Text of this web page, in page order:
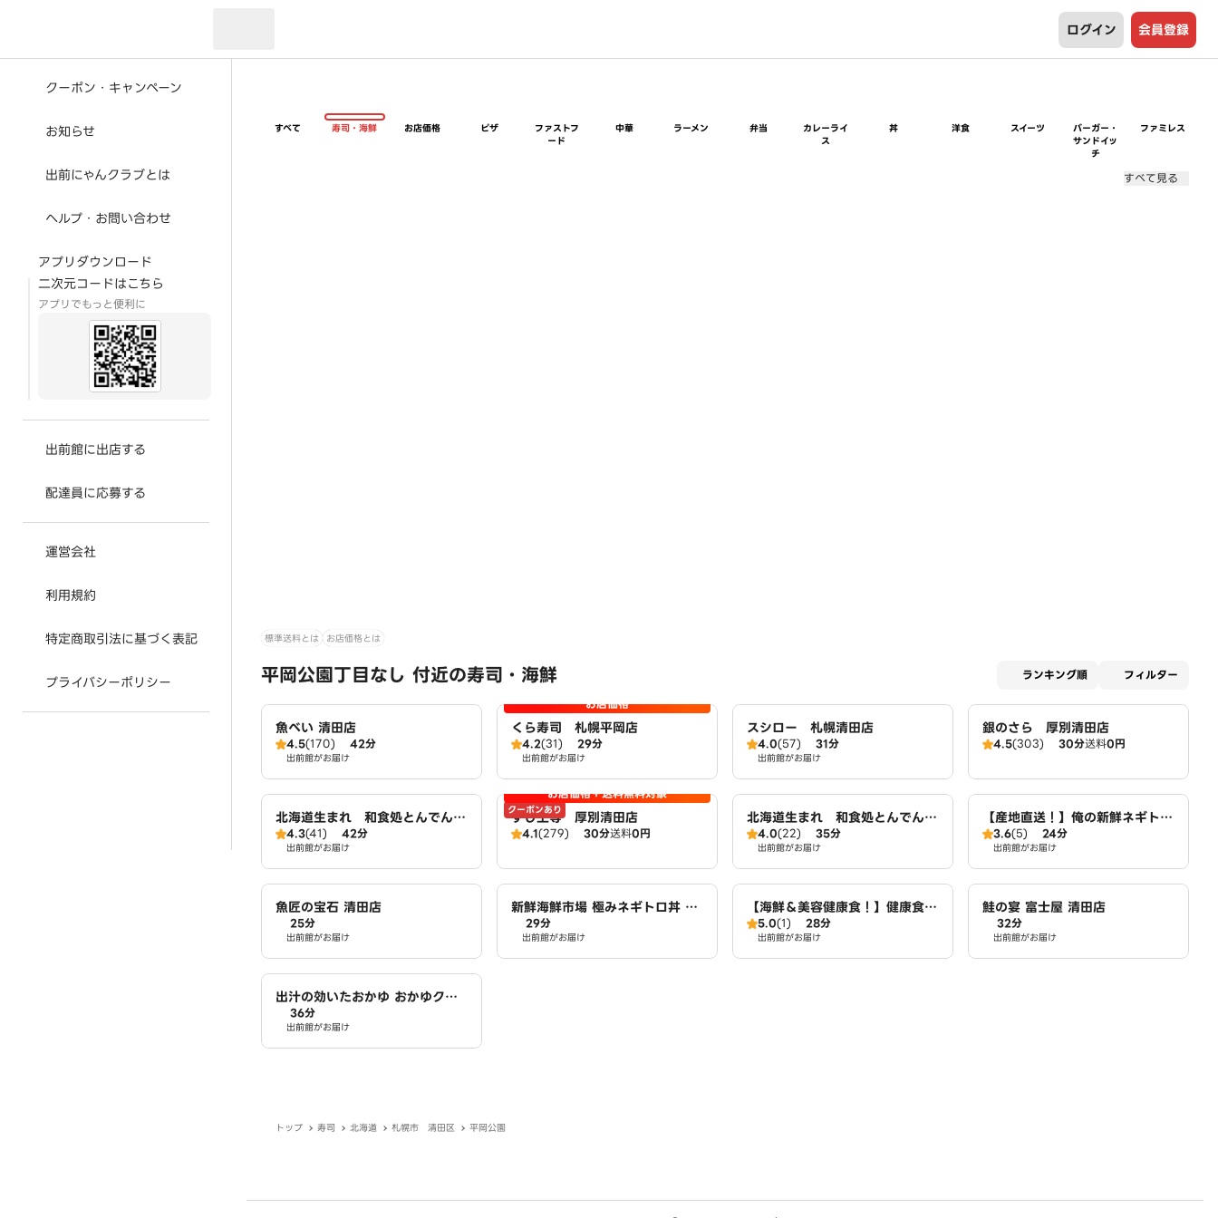
ログイン 会員登録
クーポン・キャンペーン
お知らせ
出前にゃんクラブとは
ヘルプ・お問い合わせ
アプリダウンロード
二次元コードはこちら
アプリでもっと便利に
出前館に出店する
配達員に応募する
運営会社
利用規約
特定商取引法に基づく表記
プライバシーポリシー
すべて 寿司・海鮮 お店価格 ピザ
ファストフ
ード
中華 ラーメン 弁当
カレーライ
ス
丼 洋食 スイーツ
バーガー・
サンドイッ
チ
ファミレス
すべて見る
標準送料とは お店価格とは
平岡公園丁目なし 付近の寿司・海鮮 ランキング順 フィルター
魚べい 清田店
4.5(170) 42分
出前館がお届け
お店価格
くら寿司 札幌平岡店
4.2(31) 29分
出前館がお届け
スシロー 札幌清田店
4.0(57) 31分
出前館がお届け
銀のさら 厚別清田店
4.5(303) 30分送料0円
北海道生まれ 和食処とんでん
厚別店
4.3(41) 42分
出前館がお届け
クーポンあり
お店価格＋送料無料対象
すし上等 厚別清田店
4.1(279) 30分送料0円
北海道生まれ 和食処とんでん
清田店
4.0(22) 35分
出前館がお届け
【産地直送！】俺の新鮮ネギトロ
丼 清田店
3.6(5) 24分
出前館がお届け
魚匠の宝石 清田店
25分
出前館がお届け
新鮮海鮮市場 極みネギトロ丼 清
田店
29分
出前館がお届け
【海鮮＆美容健康食！】健康食堂
ねばとろ茶房 清田店
5.0(1) 28分
出前館がお届け
鮭の宴 富士屋 清田店
32分
出前館がお届け
出汁の効いたおかゆ おかゆクラ
ブ 清田店
36分
出前館がお届け
トップ 寿司 北海道 札幌市 清田区 平岡公園